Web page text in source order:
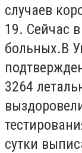
случаев
19. Сейчас
больных.В
3264
сутки